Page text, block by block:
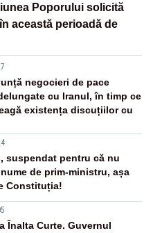
Poporului solicită
această perioadă de
negocieri de pace
cu Iranul, în timp ce
existența discuțiilor cu
suspendat pentru că nu
de prim-ministru, așa
Constituția!
Înalta Curte. Guvernul